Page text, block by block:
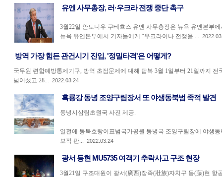
유엔 사무총장, 러·우크라 전쟁 중단 촉구
3월22일 안토니우 쿠테흐스 유엔 사무총장은 뉴욕 유엔본부
뉴욕 유엔본부에서 기자들에게 “우크라이나 전쟁을 ...
방역 가장 힘든 관건시기 진입, '정밀타격'은 어떻게?
국무원 련합예방통제기구, 방역 초점문제에 대해 답복 3월 1일부터 21일까지 전
넘어섰고 28... 2022.03.24
흑룡강 동녕 조양구림장서 또 야생동북범 족적 발견
동녕시삼림초원국 사진 제공.
일전에 동북호랑이표범국가공원 동녕국 조양구림장에 야생
보적 판... 2022.03.24
광서 등현 MU5735 여객기 추락사고 구조 현장
3월21일 구조대원이 광서(廣西)장족(壯族)자치구 등(藤)현 항